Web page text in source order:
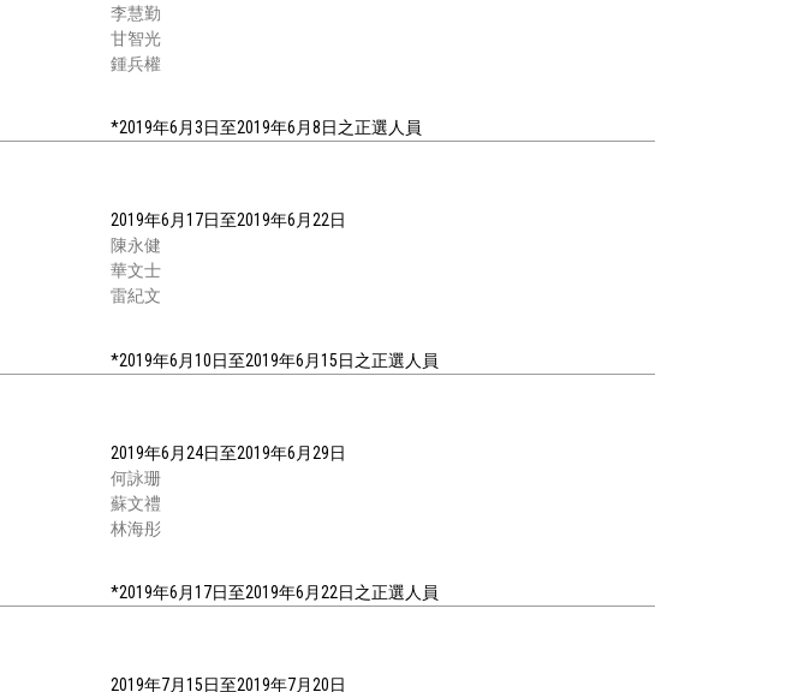
李慧勤
甘智光
鍾兵權
*2019年6月3日至2019年6月8日之正選人員
2019年6月17日至2019年6月22日
陳永健
華文士
雷紀文
*2019年6月10日至2019年6月15日之正選人員
2019年6月24日至2019年6月29日
何詠珊
蘇文禮
林海彤
*2019年6月17日至2019年6月22日之正選人員
2019年7月15日至2019年7月20日